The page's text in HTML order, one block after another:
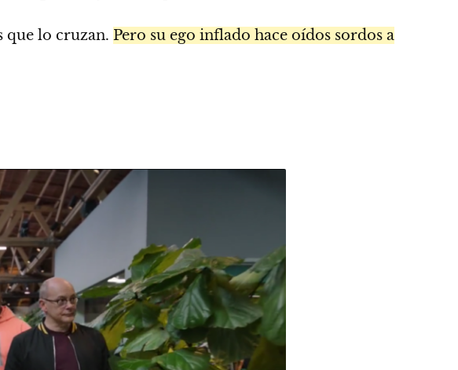
que lo cruzan. Pero su ego inflado hace oídos sordos a